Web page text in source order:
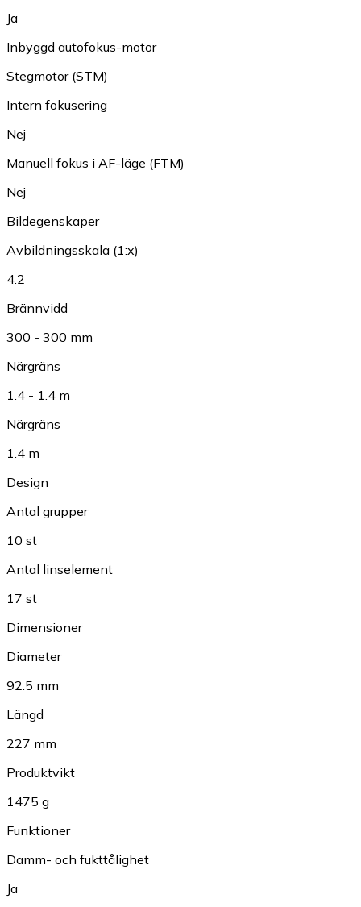
Ja
Inbyggd autofokus-motor
Stegmotor (STM)
Intern fokusering
Nej
Manuell fokus i AF-läge (FTM)
Nej
Bildegenskaper
Avbildningsskala (1:x)
4.2
Brännvidd
300 - 300 mm
Närgräns
1.4 - 1.4 m
Närgräns
1.4 m
Design
Antal grupper
10 st
Antal linselement
17 st
Dimensioner
Diameter
92.5 mm
Längd
227 mm
Produktvikt
1475 g
Funktioner
Damm- och fukttålighet
Ja